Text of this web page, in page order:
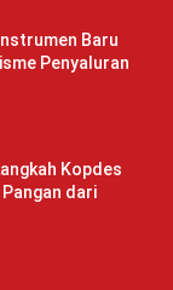
Baru
Penyaluran
Kopdes
dari